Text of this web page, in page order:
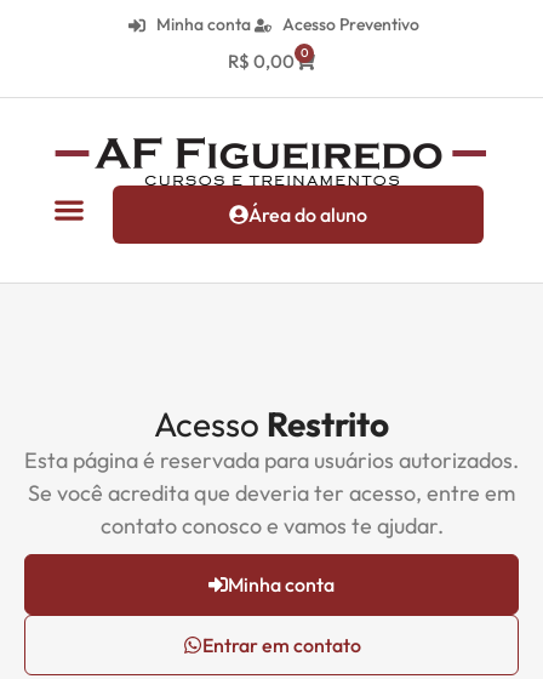
Minha conta Acesso Preventivo
R$ 0,00 0
Área do aluno
Acesso Restrito
Esta página é reservada para usuários autorizados.
Se você acredita que deveria ter acesso, entre em
contato conosco e vamos te ajudar.
Minha conta
Entrar em contato